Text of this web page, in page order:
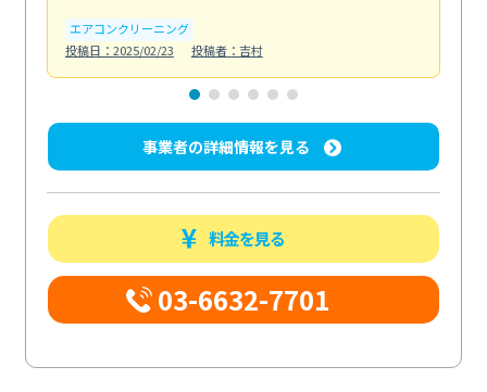
エアコンクリーニング
投稿日：2025/02/23
投稿者：吉村
事業者の詳細情報を見る
料金を見る
03-6632-7701